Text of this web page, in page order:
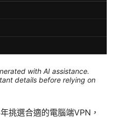
with AI assistance.
details before relying on
挑選合適的電腦端VPN，